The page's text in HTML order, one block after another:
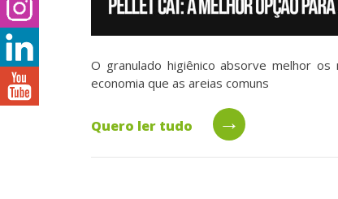
O granulado higiênico absorve melhor
economia que as areias comuns
Quero ler tudo →